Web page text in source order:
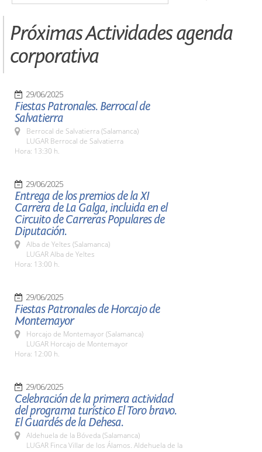
Próximas Actividades agenda
corporativa
29/06/2025
Fiestas Patronales. Berrocal de
Salvatierra
Berrocal de Salvatierra (Salamanca)
LUGAR Berrocal de Salvatierra
Hora: 13:30 h.
29/06/2025
Entrega de los premios de la XI
Carrera de La Galga, incluida en el
Circuito de Carreras Populares de
Diputación.
Alba de Yeltes (Salamanca)
LUGAR Alba de Yeltes
Hora: 13:00 h.
29/06/2025
Fiestas Patronales de Horcajo de
Montemayor
Horcajo de Montemayor (Salamanca)
LUGAR Horcajo de Montemayor
Hora: 12:00 h.
29/06/2025
Celebración de la primera actividad
del programa turístico El Toro bravo.
El Guardés de la Dehesa.
Aldehuela de la Bóveda (Salamanca)
LUGAR Finca Villar de los Álamos. Aldehuela de la